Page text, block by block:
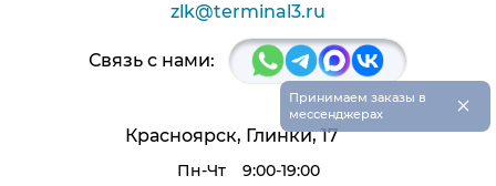
zlk@terminal3.ru
Связь с нами:
Красноярск, Глинки, 17
Пн-Чт 9:00-19:00
Принимаем заказы в
мессенджерах
×